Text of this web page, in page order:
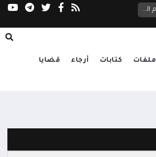
وزير الصحة يوجه برفع جاهزية المرافق الصحية في حضرموت ومأرب لإسعاف جرحى الهجوم الحوثي انفجار داخل مخزن أسلحة حوثي يوقع عشرات
ملفات كتابات أرجاء قضايا